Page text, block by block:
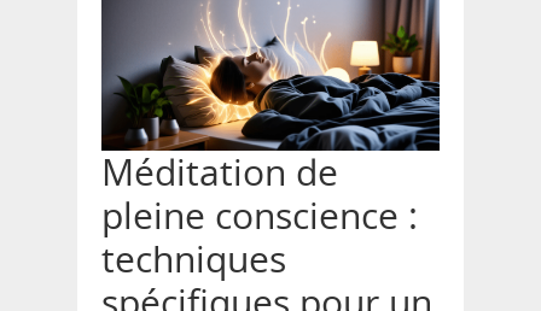
Méditation de
pleine conscience :
techniques